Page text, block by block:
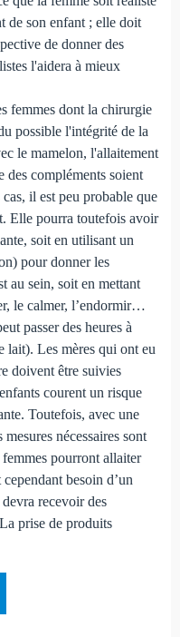
de son enfant ; elle doit
de donner des
l'aidera à mieux
femmes dont la chirurgie
possible l'intégrité de la
le mamelon, l'allaitement
des compléments soient
il est peu probable que
Elle pourra toutefois avoir
soit en utilisant un
pour donner les
au sein, soit en mettant
le calmer, l’endormir…
passer des heures à
lait). Les mères qui ont eu
doivent être suivies
courent un risque
Toutefois, avec une
nécessaires sont
pourront allaiter
besoin d’un
recevoir des
prise de produits